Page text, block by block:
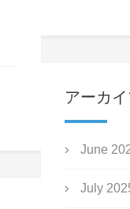
アーカ
June
July